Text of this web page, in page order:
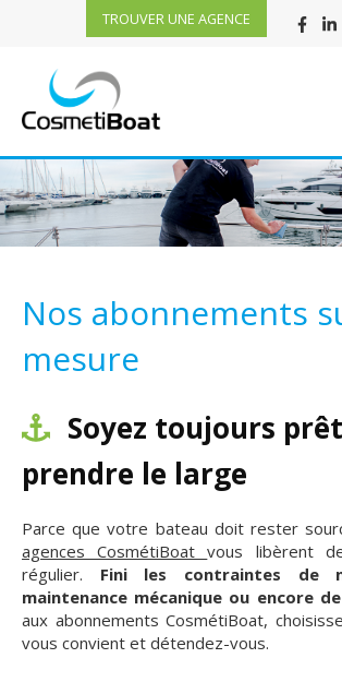
TROUVER UNE AGENCE
Nos abonnements
mesure
Soyez toujours
prendre le large
Parce que votre bateau doit rester
agences CosmétiBoatvous libèrent
régulier. Fini les contraintes de
maintenance mécanique ou encore
aux abonnements CosmétiBoat,
vous convient et détendez-vous.